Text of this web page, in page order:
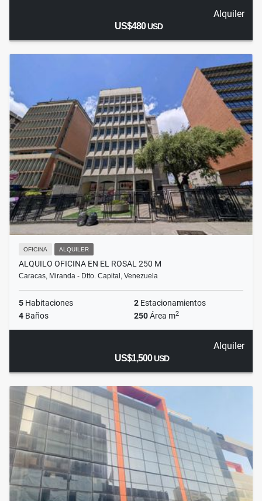
Alquiler
US$480USD
OFICINA ALQUILER
ALQUILO OFICINA EN EL ROSAL 250 M
Caracas, Miranda - Dtto. Capital, Venezuela
5 Habitaciones 2 Estacionamientos
4 Baños 250Área m2
Alquiler
US$1,500USD